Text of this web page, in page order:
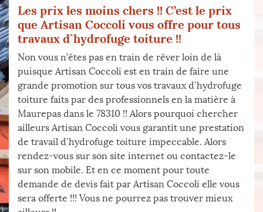
Les prix les moins chers !! C’est le prix
que Artisan Coccoli vous offre pour tous
travaux d`hydrofuge toiture !!
Non vous n’êtes pas en train de rêver loin de là
puisque Artisan Coccoli est en train de faire une
grande promotion sur tous vos travaux d`hydrofuge
toiture faits par des professionnels en la matière à
Maurepas dans le 78310 !! Alors pourquoi chercher
ailleurs Artisan Coccoli vous garantit une prestation
de travail d`hydrofuge toiture impeccable. Alors
rendez-vous sur son site internet ou contactez-le
sur son mobile. Et en ce moment pour toute
demande de devis fait par Artisan Coccoli elle vous
sera offerte !!! Vous ne pourrez pas trouver mieux